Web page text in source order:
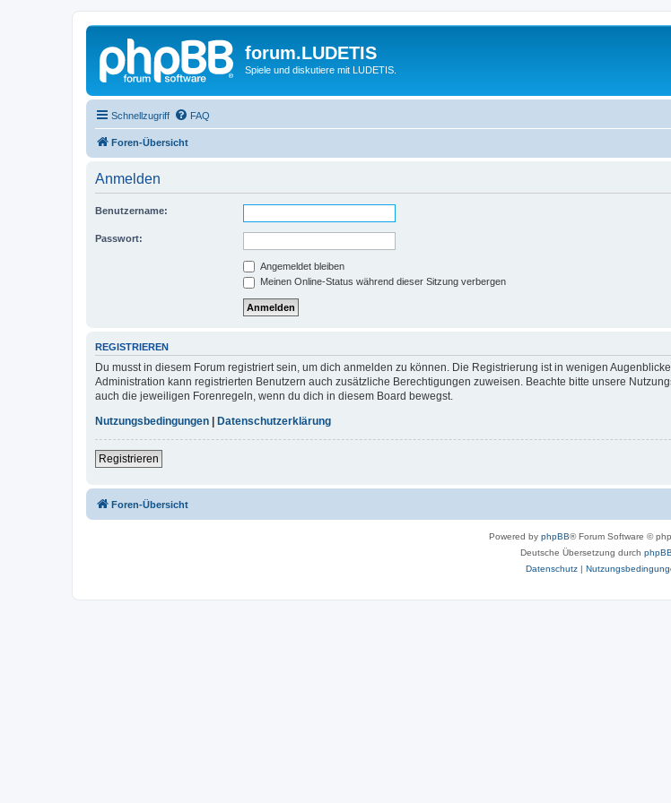
forum.LUDETIS
Spiele und diskutiere mit LUDETIS.
Schnellzugriff FAQ
Foren-Übersicht
Anmelden
Benutzername:
Passwort:
Angemeldet bleiben
Meinen Online-Status während dieser Sitzung verbergen
REGISTRIEREN
Du musst in diesem Forum registriert sein, um dich anmelden zu können. Die Registrierung ist in wenigen
Administration kann registrierten Benutzern auch zusätzliche Berechtigungen zuweisen. Beachte bitte unsere
auch die jeweiligen Forenregeln, wenn du dich in diesem Board bewegst.
Nutzungsbedingungen
Datenschutzerklärung
Registrieren
Foren-Übersicht
Powered by phpBB® Forum Software ©
Deutsche Übersetzung durch
Datenschutz|